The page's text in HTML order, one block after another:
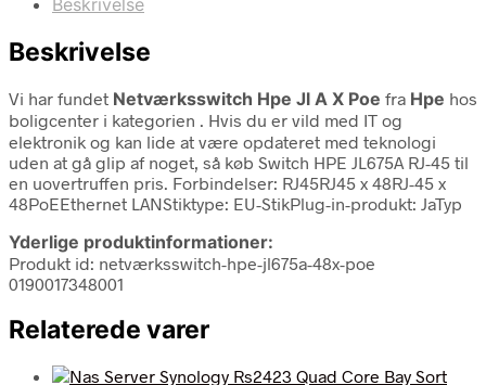
Beskrivelse
Beskrivelse
Vi har fundet Netværksswitch Hpe Jl A X Poe fra Hpe hos
boligcenter i kategorien . Hvis du er vild med IT og
elektronik og kan lide at være opdateret med teknologi
uden at gå glip af noget, så køb Switch HPE JL675A RJ-45 til
en uovertruffen pris. Forbindelser: RJ45RJ45 x 48RJ-45 x
48PoEEthernet LANStiktype: EU-StikPlug-in-produkt: JaTyp
Yderlige produktinformationer:
Produkt id: netværksswitch-hpe-jl675a-48x-poe
0190017348001
Relaterede varer